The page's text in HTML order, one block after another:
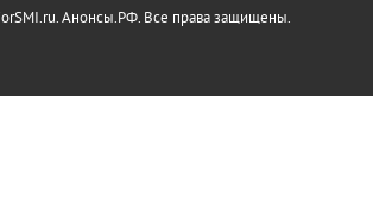
Анонсы.РФ. Все права защищены.